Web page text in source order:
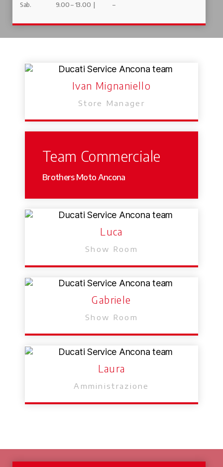
Sab.
9.00 – 13.00 | –
Ivan Mignaniello
Store Manager
Team Commerciale
Brothers Moto Ancona
Luca
Show Room
Gabriele
Show Room
Laura
Amministrazione